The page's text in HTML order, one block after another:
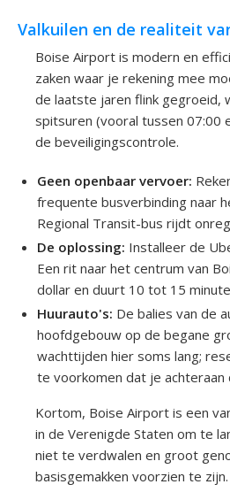
Valkuilen en de realiteit
Boise Airport is modern en
zaken waar je rekening mee
de laatste jaren flink gegroeid,
spitsuren (vooral tussen 07:00
de beveiligingscontrole.
Geen openbaar vervoer:
frequente busverbinding naar
Regional Transit-bus rijdt
De oplossing: Installeer de
Een rit naar het centrum van
dollar en duurt 10 tot 15
Huurauto's: De balies van de
hoofdgebouw op de begane
wachttijden hier soms lang;
te voorkomen dat je achteraan
Kortom, Boise Airport is een
in de Verenigde Staten om te
niet te verdwalen en groot
basisgemakken voorzien te zijn.